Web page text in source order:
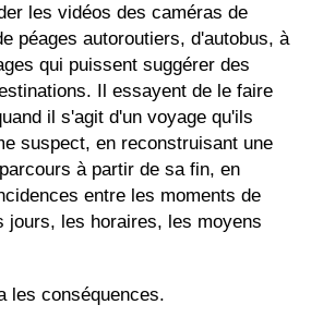
les vidéos des caméras de
péages autoroutiers, d'autobus, à
qui puissent suggérer des
Il essayent de le faire
il s'agit d'un voyage qu'ils
suspect, en reconstruisant une
à partir de sa fin, en
entre les moments de
jours, les horaires, les moyens
les conséquences.